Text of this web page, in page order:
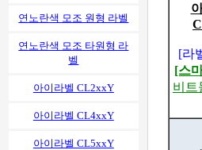
연노란색 모조 원형 라벨
연노란색 모조 타원형 라
벨
아이라벨 CL2xxY
아이라벨 CL4xxY
아이라벨 CL5xxY
[라
[스
비트